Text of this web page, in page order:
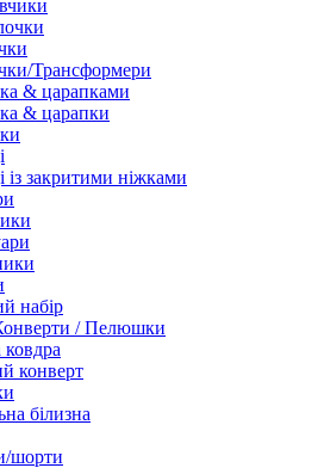
Трансформери
& царапками
& царапки
із закритими ніжками
набір
/ Пелюшки
конверт
білизна
шорти